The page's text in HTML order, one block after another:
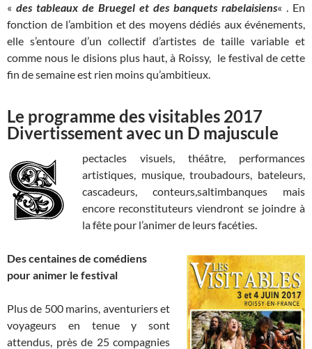
« des tableaux de Bruegel et des banquets rabelaisiens« . En
fonction de l’ambition et des moyens dédiés aux événements,
elle s’entoure d’un collectif d’artistes de taille variable et
comme nous le disions plus haut, à Roissy, le festival de cette
fin de semaine est rien moins qu’ambitieux.
Le programme des visitables 2017
Divertissement avec un D majuscule
pectacles visuels, théâtre, performances
artistiques, musique, troubadours, bateleurs,
cascadeurs, conteurs,saltimbanques mais
encore reconstituteurs viendront se joindre à
la fête pour l’animer de leurs facéties.
Des centaines de comédiens
pour animer le festival
Plus de 500 marins, aventuriers et
voyageurs en tenue y sont
attendus, près de 25 compagnies